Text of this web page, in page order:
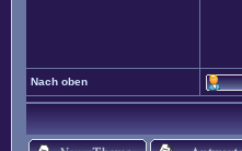
Nach oben